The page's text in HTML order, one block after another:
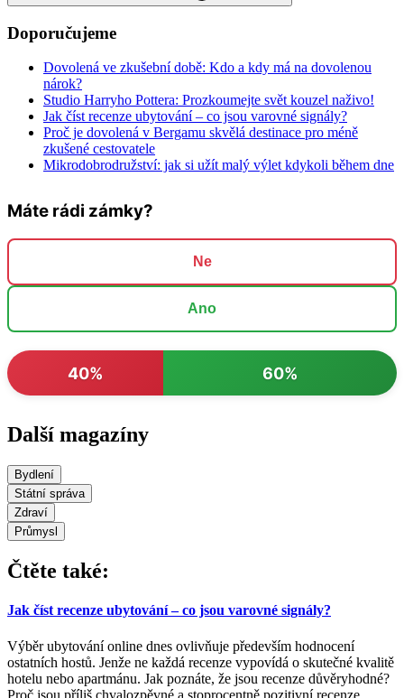
Doporučujeme
Dovolená ve zkušební době: Kdo a kdy má na dovolenou
nárok?
Studio Harryho Pottera: Prozkoumejte svět kouzel naživo!
Jak číst recenze ubytování – co jsou varovné signály?
Proč je dovolená v Bergamu skvělá destinace pro méně
zkušené cestovatele
Mikrodobrodružství: jak si užít malý výlet kdykoli během dne
Máte rádi zámky?
Ne
Ano
40% 60%
Další magazíny
Bydlení
Státní správa
Zdraví
Průmysl
Čtěte také:
Jak číst recenze ubytování – co jsou varovné signály?
Výběr ubytování online dnes ovlivňuje především hodnocení
ostatních hostů. Jenže ne každá recenze vypovídá o skutečné kvalitě
hotelu nebo apartmánu. Jak poznáte, že jsou recenze důvěryhodné?
Proč jsou příliš chvalozpěvné a stoprocentně pozitivní recenze